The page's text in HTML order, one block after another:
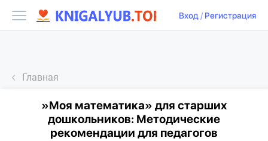
Вход/ Регистрация
Главная
»Моя математика» для старших
дошкольников: Методические
рекомендации для педагогов